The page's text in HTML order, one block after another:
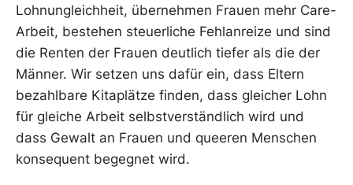
Lohnungleichheit, übernehmen Frauen mehr Care-
Arbeit, bestehen steuerliche Fehlanreize und sind
die Renten der Frauen deutlich tiefer als die der
Männer. Wir setzen uns dafür ein, dass Eltern
bezahlbare Kitaplätze finden, dass gleicher Lohn
für gleiche Arbeit selbstverständlich wird und
dass Gewalt an Frauen und queeren Menschen
konsequent begegnet wird.